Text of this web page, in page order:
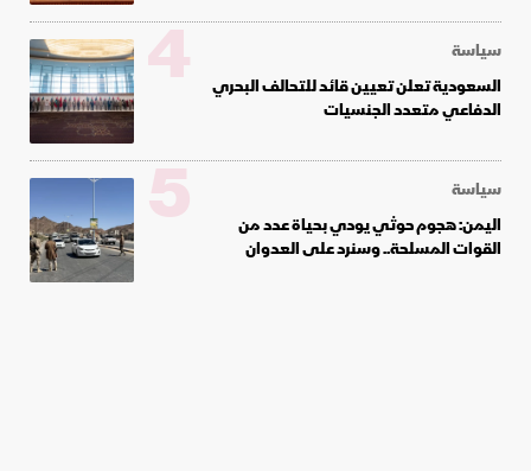
سياسة
السعودية تعلن تعيين قائد للتحالف البحري
الدفاعي متعدد الجنسيات
4
سياسة
اليمن: هجوم حوثي يودي بحياة عدد من
القوات المسلحة.. وسنرد على العدوان
5